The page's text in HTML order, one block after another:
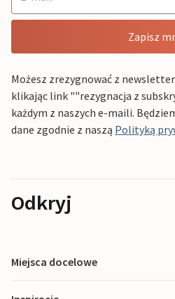
Zapisz
Możesz zrezygnować z
klikając link ""rezygnacja z
każdym z naszych e-maili.
dane zgodnie z naszą Polityką
Odkryj
Miejsca docelowe